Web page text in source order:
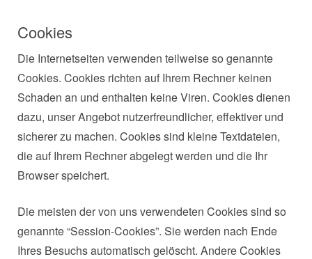
Cookies
Die Internetseiten verwenden teilweise so genannte
Cookies. Cookies richten auf Ihrem Rechner keinen
Schaden an und enthalten keine Viren. Cookies dienen
dazu, unser Angebot nutzerfreundlicher, effektiver und
sicherer zu machen. Cookies sind kleine Textdateien,
die auf Ihrem Rechner abgelegt werden und die Ihr
Browser speichert.
Die meisten der von uns verwendeten Cookies sind so
genannte “Session-Cookies”. Sie werden nach Ende
Ihres Besuchs automatisch gelöscht. Andere Cookies